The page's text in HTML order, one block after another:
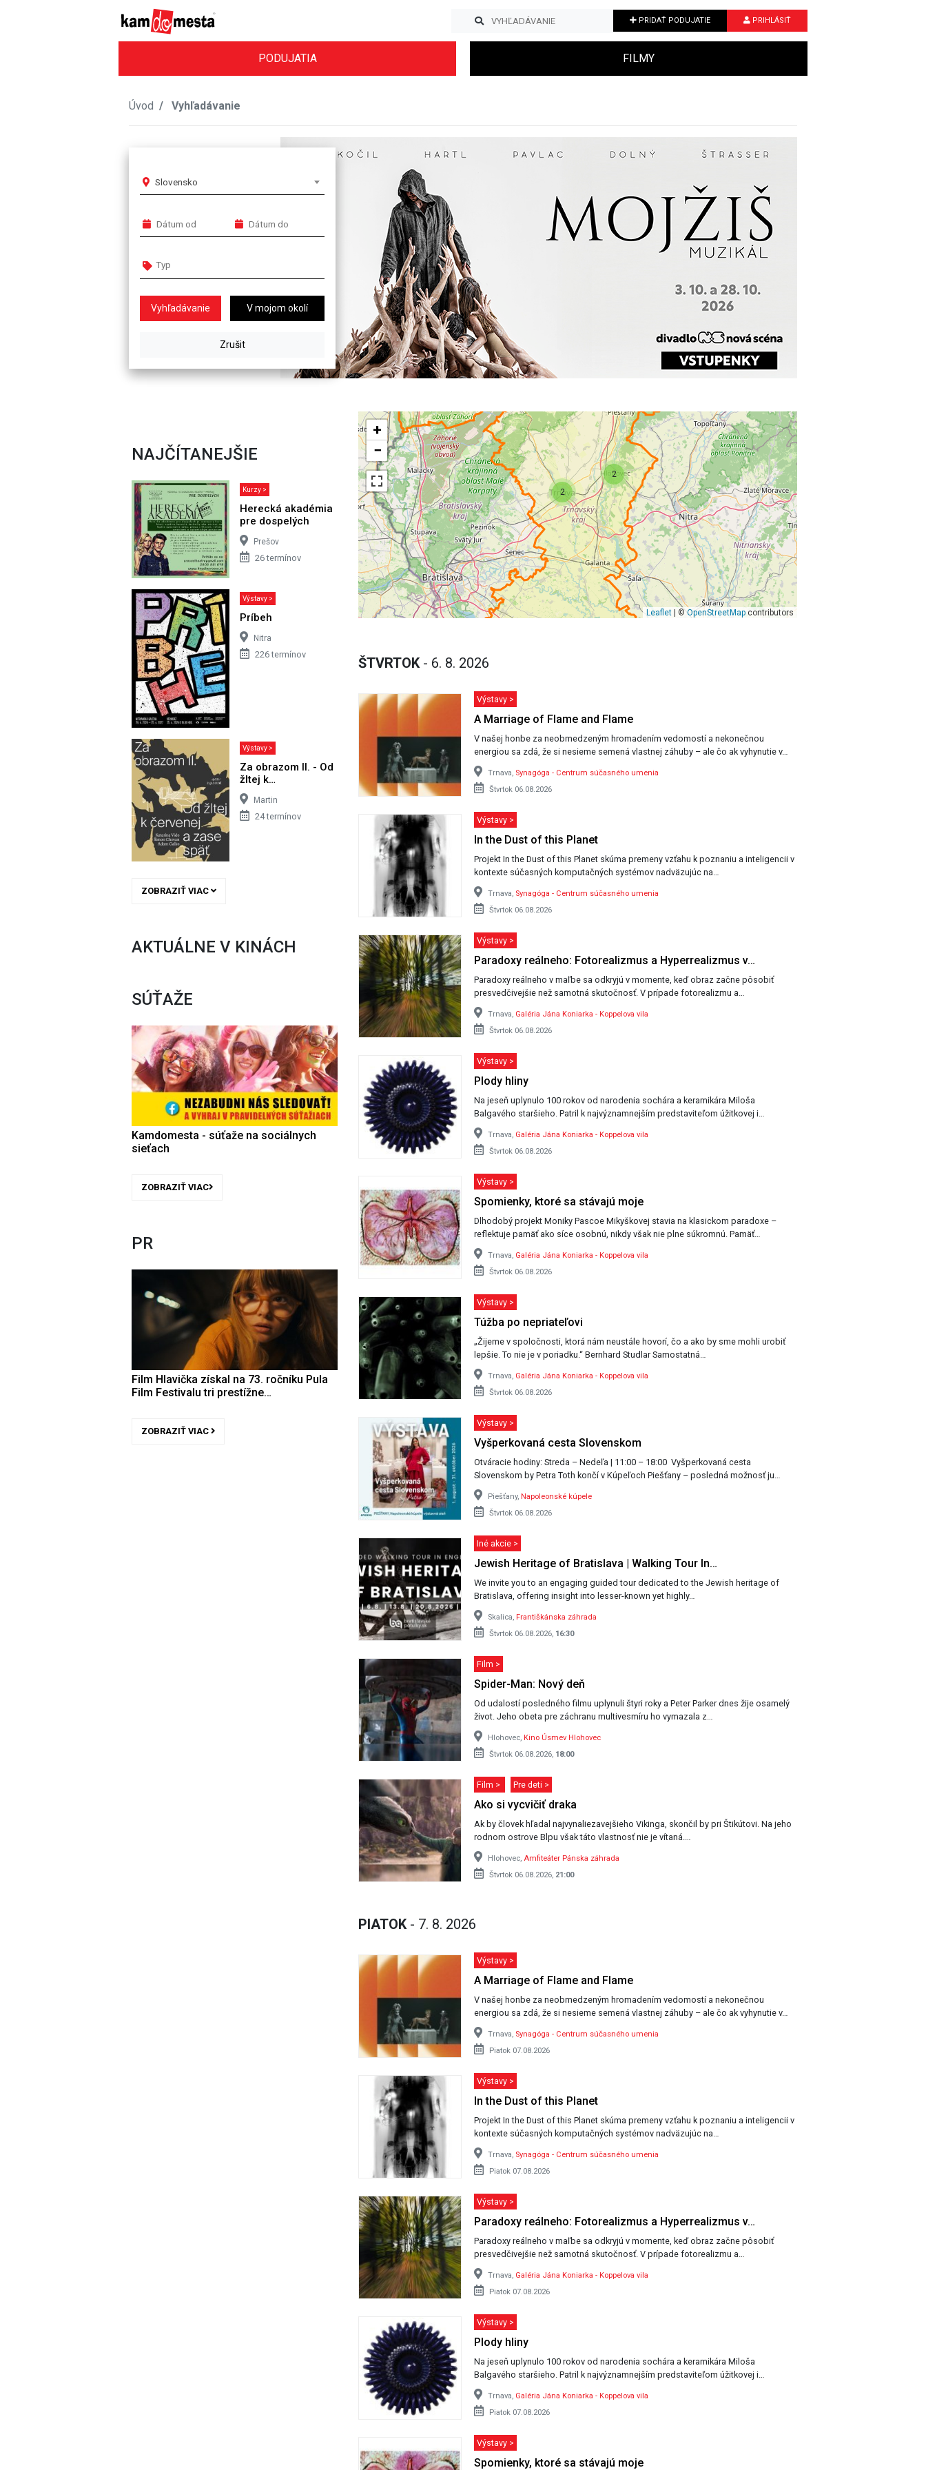
PRIDAŤ PODUJATIE PRIHLÁSIŤ
PODUJATIA FILMY
Úvod Vyhľadávanie
Slovensko
V mojom okolí
NAJČÍTANEJŠIE
Kurzy >
Herecká akadémia
pre dospelých
Prešov
26 termínov
Výstavy >
Príbeh
Nitra
226 termínov
Výstavy >
Za obrazom II. - Od
žltej k…
Martin
24 termínov
ZOBRAZIŤ VIAC
AKTUÁLNE V KINÁCH
SÚŤAŽE
Kamdomesta - súťaže na sociálnych
sieťach
ZOBRAZIŤ VIAC
PR
Film Hlavička získal na 73. ročníku Pula
Film Festivalu tri prestížne…
ZOBRAZIŤ VIAC
2
2
2
+
−
Leaflet| ©OpenStreetMapcontributors
ŠTVRTOK - 6. 8. 2026
Výstavy >
A Marriage of Flame and Flame
V našej honbe za neobmedzeným hromadením vedomostí a nekonečnou
energiou sa zdá, že si nesieme semená vlastnej záhuby – ale čo ak vyhynutie v…
Trnava, Synagóga - Centrum súčasného umenia
Štvrtok 06.08.2026
Výstavy >
In the Dust of this Planet
Projekt In the Dust of this Planet skúma premeny vzťahu k poznaniu a inteligencii v
kontexte súčasných komputačných systémov nadväzujúc na…
Trnava, Synagóga - Centrum súčasného umenia
Štvrtok 06.08.2026
Výstavy >
Paradoxy reálneho: Fotorealizmus a Hyperrealizmus v…
Paradoxy reálneho v maľbe sa odkryjú v momente, keď obraz začne pôsobiť
presvedčivejšie než samotná skutočnosť. V prípade fotorealizmu a…
Trnava, Galéria Jána Koniarka - Koppelova vila
Štvrtok 06.08.2026
Výstavy >
Plody hliny
Na jeseň uplynulo 100 rokov od narodenia sochára a keramikára Miloša
Balgavého staršieho. Patril k najvýznamnejším predstaviteľom úžitkovej i…
Trnava, Galéria Jána Koniarka - Koppelova vila
Štvrtok 06.08.2026
Výstavy >
Spomienky, ktoré sa stávajú moje
Dlhodobý projekt Moniky Pascoe Mikyškovej stavia na klasickom paradoxe –
reflektuje pamäť ako síce osobnú, nikdy však nie plne súkromnú. Pamäť…
Trnava, Galéria Jána Koniarka - Koppelova vila
Štvrtok 06.08.2026
Výstavy >
Túžba po nepriateľovi
„Žijeme v spoločnosti, ktorá nám neustále hovorí, čo a ako by sme mohli urobiť
lepšie. To nie je v poriadku.“ Bernhard Studlar Samostatná…
Trnava, Galéria Jána Koniarka - Koppelova vila
Štvrtok 06.08.2026
Výstavy >
Vyšperkovaná cesta Slovenskom
Otváracie hodiny: Streda – Nedeľa | 11:00 – 18:00 Vyšperkovaná cesta
Slovenskom by Petra Toth končí v Kúpeľoch Piešťany – posledná možnosť ju…
Piešťany, Napoleonské kúpele
Štvrtok 06.08.2026
Iné akcie >
Jewish Heritage of Bratislava | Walking Tour In…
We invite you to an engaging guided tour dedicated to the Jewish heritage of
Bratislava, offering insight into lesser-known yet highly…
Skalica, Františkánska záhrada
Štvrtok 06.08.2026, 16:30
Film >
Spider-Man: Nový deň
Od udalostí posledného filmu uplynuli štyri roky a Peter Parker dnes žije osamelý
život. Jeho obeta pre záchranu multivesmíru ho vymazala z…
Hlohovec, Kino Úsmev Hlohovec
Štvrtok 06.08.2026, 18:00
Film > Pre deti >
Ako si vycvičiť draka
Ak by človek hľadal najvynaliezavejšieho Vikinga, skončil by pri Štikútovi. Na jeho
rodnom ostrove Blpu však táto vlastnosť nie je vítaná.…
Hlohovec, Amfiteáter Pánska záhrada
Štvrtok 06.08.2026, 21:00
PIATOK - 7. 8. 2026
Výstavy >
A Marriage of Flame and Flame
V našej honbe za neobmedzeným hromadením vedomostí a nekonečnou
energiou sa zdá, že si nesieme semená vlastnej záhuby – ale čo ak vyhynutie v…
Trnava, Synagóga - Centrum súčasného umenia
Piatok 07.08.2026
Výstavy >
In the Dust of this Planet
Projekt In the Dust of this Planet skúma premeny vzťahu k poznaniu a inteligencii v
kontexte súčasných komputačných systémov nadväzujúc na…
Trnava, Synagóga - Centrum súčasného umenia
Piatok 07.08.2026
Výstavy >
Paradoxy reálneho: Fotorealizmus a Hyperrealizmus v…
Paradoxy reálneho v maľbe sa odkryjú v momente, keď obraz začne pôsobiť
presvedčivejšie než samotná skutočnosť. V prípade fotorealizmu a…
Trnava, Galéria Jána Koniarka - Koppelova vila
Piatok 07.08.2026
Výstavy >
Plody hliny
Na jeseň uplynulo 100 rokov od narodenia sochára a keramikára Miloša
Balgavého staršieho. Patril k najvýznamnejším predstaviteľom úžitkovej i…
Trnava, Galéria Jána Koniarka - Koppelova vila
Piatok 07.08.2026
Výstavy >
Spomienky, ktoré sa stávajú moje